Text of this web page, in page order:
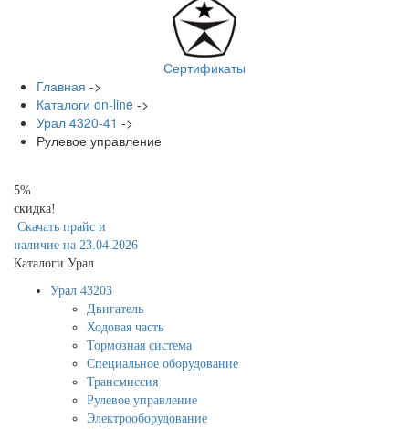
Сертификаты
Главная ->
Каталоги on-line ->
Урал 4320-41 ->
Рулевое управление
5%
скидка!
Скачать прайс и
наличие на 23.04.2026
Каталоги Урал
Урал 43203
Двигатель
Ходовая часть
Тормозная система
Специальное оборудование
Трансмиссия
Рулевое управление
Электрооборудование